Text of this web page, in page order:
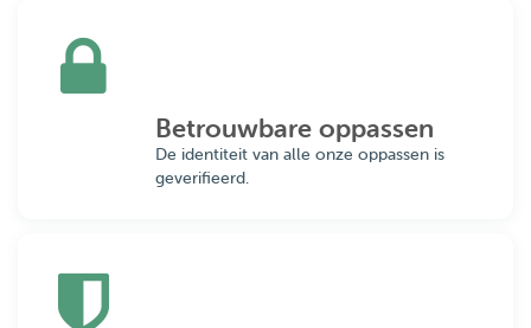
Betrouwbare oppassen
De identiteit van alle onze oppassen is
geverifieerd.